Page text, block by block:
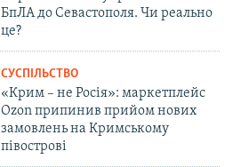
БпЛА до Севастополя. Чи реально
це?
СУСПІЛЬСТВО
«Крим – не Росія»: маркетплейс
Ozon припинив прийом нових
замовлень на Кримському
півострові